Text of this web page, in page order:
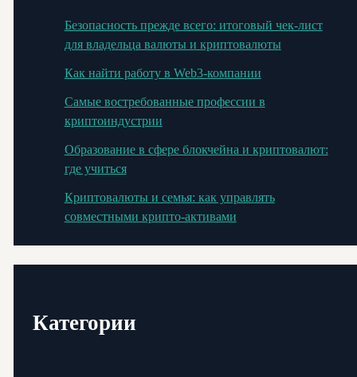
Безопасность прежде всего: итоговый чек-лист
для владельца валюты и криптовалюты
Как найти работу в Web3-компании
Самые востребованные профессии в
криптоиндустрии
Образование в сфере блокчейна и криптовалют:
где учиться
Криптовалюты и семья: как управлять
совместными крипто-активами
Категории